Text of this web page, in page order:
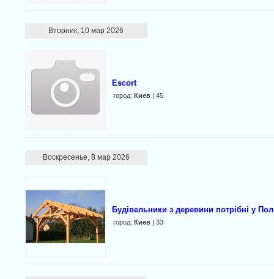
Вторник, 10 мар 2026
Escort
город: Киев| 45
Воскресенье, 8 мар 2026
Будівельники з деревини потрібні у
город: Киев| 33